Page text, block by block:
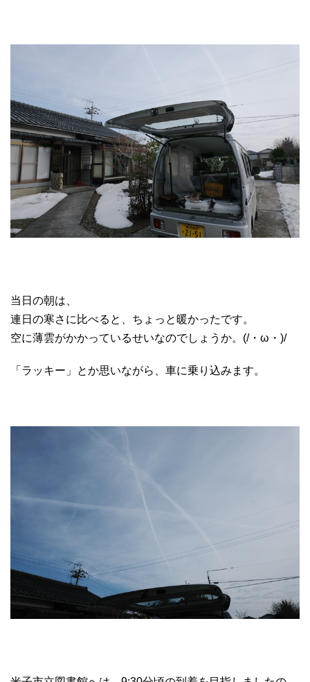
当日の朝は、
連日の寒さに比べると、ちょっと暖かったです。
空に薄雲がかかっているせいなのでしょうか。(/・ω・)/
「ラッキー」とか思いながら、車に乗り込みます。